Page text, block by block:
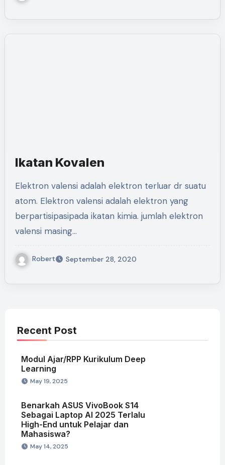
Ikatan Kovalen
Elektron valensi adalah elektron terluar dr suatu
atom. Elektron valensi adalah elektron yang
berpartisipasipada ikatan kimia. jumlah elektron
valensi masing…
Robert September 28, 2020
Recent Post
Modul Ajar/RPP Kurikulum Deep
Learning
May 19, 2025
Benarkah ASUS VivoBook S14
Sebagai Laptop AI 2025 Terlalu
High-End untuk Pelajar dan
Mahasiswa?
May 14, 2025